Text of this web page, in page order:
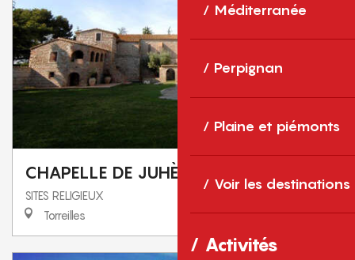
Méditerranée
Perpignan
Plaine et piémonts
Voir les destinations
Activités
CHAPELLE DE JUHÈGUES
SITES RELIGIEUX
Torreilles